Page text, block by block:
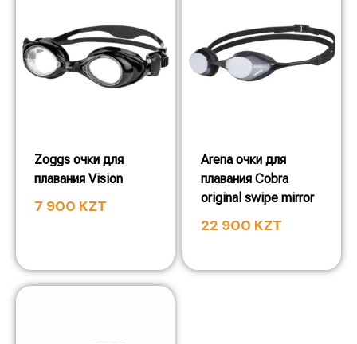
Zoggs очки для
плавания Vision
7 900 KZT
Arena очки для
плавания Cobra
original swipe mirror
22 900 KZT